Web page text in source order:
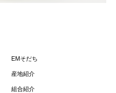
EMそだち
産地紹介
組合紹介